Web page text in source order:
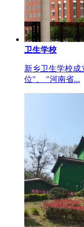
卫生学校
新乡卫生学校成
位"、 "河南省...